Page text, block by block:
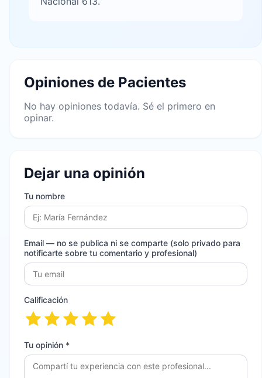
Opiniones de Pacientes
No hay opiniones todavía. Sé el primero en
opinar.
Dejar una opinión
Tu nombre
Email — no se publica ni se comparte (solo privado para
notificarte sobre tu comentario y profesional)
Calificación
Tu opinión *